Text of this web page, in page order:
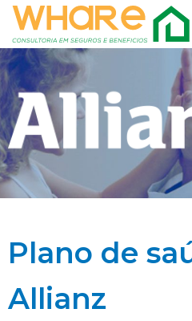
Plano de
Allianz